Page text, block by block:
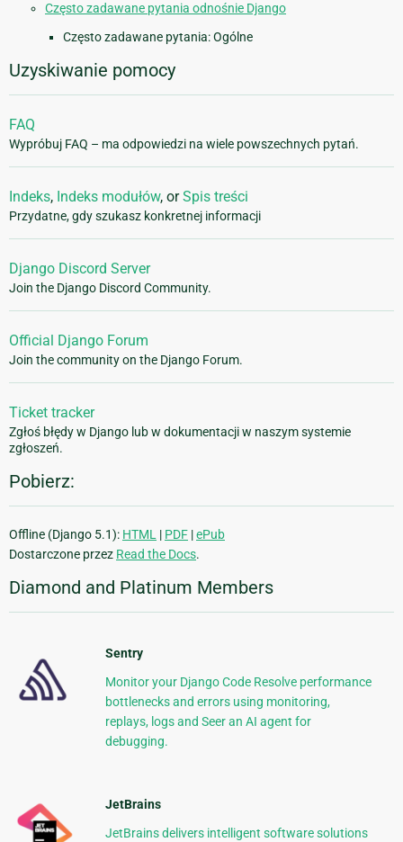
Często zadawane pytania odnośnie Django
Często zadawane pytania: Ogólne
Uzyskiwanie pomocy
FAQ
Wypróbuj FAQ – ma odpowiedzi na wiele powszechnych pytań.
Indeks, Indeks modułów, orSpis treści
Przydatne, gdy szukasz konkretnej informacji
Django Discord Server
Join the Django Discord Community.
Official Django Forum
Join the community on the Django Forum.
Ticket tracker
Zgłoś błędy w Django lub w dokumentacji w naszym systemie
zgłoszeń.
Pobierz:
Offline (Django 5.1): HTML | PDF |ePub
Dostarczone przez Read the Docs.
Diamond and Platinum Members
Sentry
Monitor your Django Code Resolve performance
bottlenecks and errors using monitoring,
replays, logs and Seer an AI agent for
debugging.
JetBrains
JetBrains delivers intelligent software solutions